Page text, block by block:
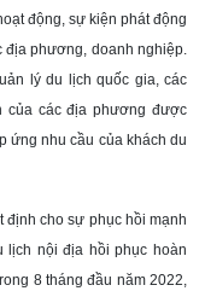
động, sự kiện phát động
phương, doanh nghiệp.
lý du lịch quốc gia, các
của các địa phương được
ứng nhu cầu của khách du
định cho sự phục hồi mạnh
lịch nội địa hồi phục hoàn
8 tháng đầu năm 2022,